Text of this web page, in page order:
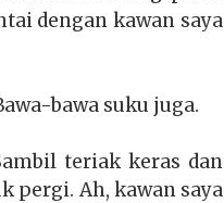
dengan kawan saya
bawa suku juga.
teriak keras dan
pergi. Ah, kawan saya